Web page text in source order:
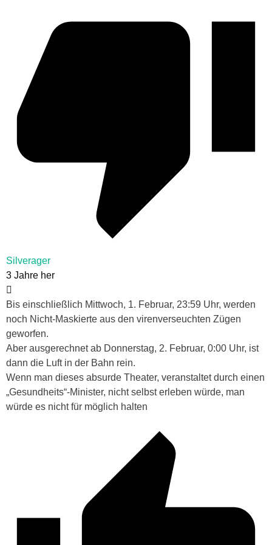
Silverager
3 Jahre her
Bis einschließlich Mittwoch, 1. Februar, 23:59 Uhr, werden
noch Nicht-Maskierte aus den virenverseuchten Zügen
geworfen.
Aber ausgerechnet ab Donnerstag, 2. Februar, 0:00 Uhr, ist
dann die Luft in der Bahn rein.
Wenn man dieses absurde Theater, veranstaltet durch einen
„Gesundheits“-Minister, nicht selbst erleben würde, man
würde es nicht für möglich halten